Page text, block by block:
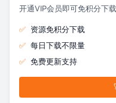
开通VIP会员即可免积分下
✅ 资源免积分下载
✅ 每日下载不限量
✅ 免费更新支持